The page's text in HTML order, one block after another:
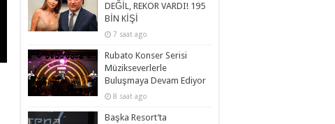
DEĞİL, REKOR VARDI! 195
BİN KİŞİ
7 saat ago
Rubato Konser Serisi
Müzikseverlerle
Buluşmaya Devam Ediyor
8 saat ago
Başka Resort’ta